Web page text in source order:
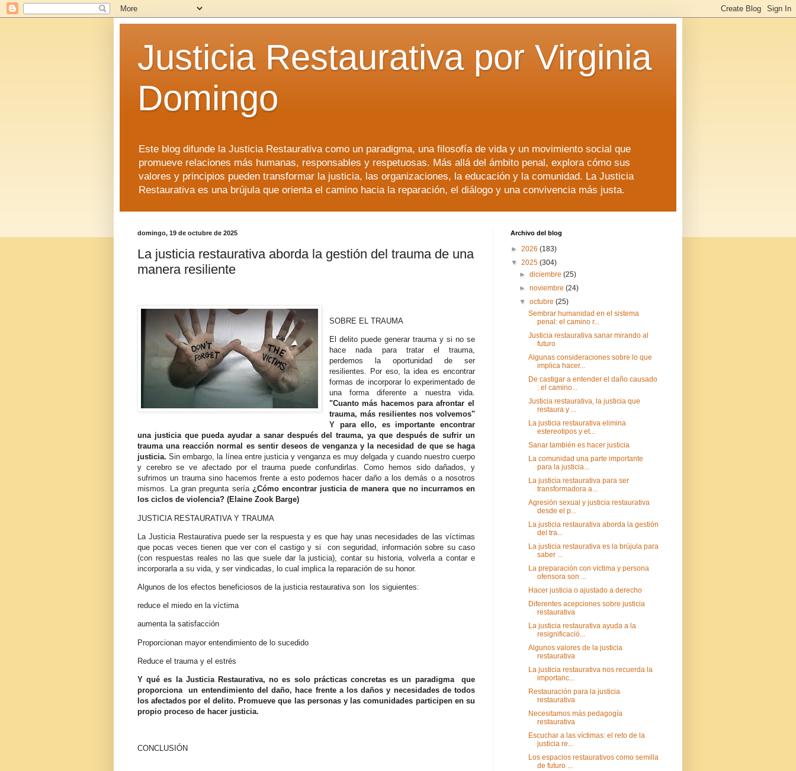
Justicia Restaurativa por Virginia
Domingo
Este blog difunde la Justicia Restaurativa como un paradigma, una filosofía de vida y un movimiento social que
promueve relaciones más humanas, responsables y respetuosas. Más allá del ámbito penal, explora cómo sus
valores y principios pueden transformar la justicia, las organizaciones, la educación y la comunidad. La Justicia
Restaurativa es una brújula que orienta el camino hacia la reparación, el diálogo y una convivencia más justa.
domingo, 19 de octubre de 2025
La justicia restaurativa aborda la gestión del trauma de una
manera resiliente
SOBRE EL TRAUMA
El delito puede generar trauma y si no se
hace nada para tratar el trauma,
perdemos la oportunidad de ser
resilientes. Por eso, la idea es encontrar
formas de incorporar lo experimentado de
una forma diferente a nuestra vida.
"Cuanto más hacemos para afrontar el
trauma, más resilientes nos volvemos"
Y para ello, es importante encontrar
una justicia que pueda ayudar a sanar después del trauma, ya que después de sufrir un
trauma una reacción normal es sentir deseos de venganza y la necesidad de que se haga
justicia. Sin embargo, la línea entre justicia y venganza es muy delgada y cuando nuestro cuerpo
y cerebro se ve afectado por el trauma puede confundirlas. Como hemos sido dañados, y
sufrimos un trauma sino hacemos frente a esto podemos hacer daño a los demás o a nosotros
mismos. La gran pregunta sería¿Cómo encontrar justicia de manera que no incurramos en
los ciclos de violencia? (Elaine Zook Barge)
JUSTICIA RESTAURATIVA Y TRAUMA
La Justicia Restaurativa puede ser la respuesta y es que hay unas necesidades de las víctimas
que pocas veces tienen que ver con el castigo y si con seguridad, información sobre su caso
(con respuestas reales no las que suele dar la justicia), contar su historia, volverla a contar e
incorporarla a su vida, y ser vindicadas, lo cual implica la reparación de su honor.
Algunos de los efectos beneficiosos de la justicia restaurativa son los siguientes:
reduce el miedo en la víctima
aumenta la satisfacción
Proporcionan mayor entendimiento de lo sucedido
Reduce el trauma y el estrés
Y qué es la Justicia Restaurativa, no es solo prácticas concretas es un paradigma que
proporciona un entendimiento del daño, hace frente a los daños y necesidades de todos
los afectados por el delito. Promueve que las personas y las comunidades participen en su
propio proceso de hacer justicia.
CONCLUSIÓN
Archivo del blog
► 2026 (183)
▼ 2025 (304)
►diciembre(25)
►noviembre(24)
▼octubre(25)
Sembrar humanidad en el sistema
penal: el camino r...
Justicia restaurativa sanar mirando al
futuro
Algunas consideraciones sobre lo que
implica hacer...
De castigar a entender el daño causado
: el camino...
Justicia restaurativa, la justicia que
restaura y ...
La justicia restaurativa elimina
estereotipos y et...
Sanar también es hacer justicia
La comunidad una parte importante
para la justicia...
La justicia restaurativa para ser
transformadora a...
Agresión sexual y justicia restaurativa
desde el p...
La justicia restaurativa aborda la gestión
del tra...
La justicia restaurativa es la brújula para
saber ...
La preparación con víctima y persona
ofensora son ...
Hacer justicia o ajustado a derecho
Diferentes acepciones sobre justicia
restaurativa
La justicia restaurativa ayuda a la
resignificació...
Algunos valores de la justicia
restaurativa
La justicia restaurativa nos recuerda la
importanc...
Restauración para la justicia
restaurativa
Necesitamos más pedagogía
restaurativa
Escuchar a las víctimas: el reto de la
justicia re...
Los espacios restaurativos como semilla
de futuro ...